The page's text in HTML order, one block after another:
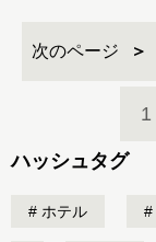
次のページ
1
ハッシュタグ
ホテル